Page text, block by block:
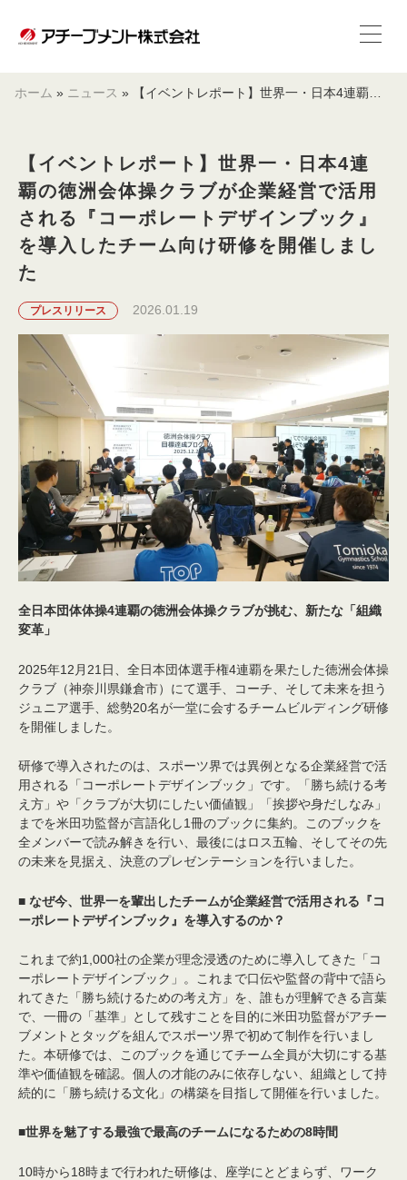
ホーム » ニュース » 【イベントレポート】世界一・日本4連覇の徳洲会体操クラブが企業経営で活用される『コーポレートデザインブック』を導入したチーム向け研修を開催しました
【イベントレポート】世界一・日本4連
覇の徳洲会体操クラブが企業経営で活用
される『コーポレートデザインブック』
を導入したチーム向け研修を開催しまし
た
プレスリリース 2026.01.19
全日本団体体操4連覇の徳洲会体操クラブが挑む、新たな「組織
変革」
2025年12月21日、全日本団体選手権4連覇を果たした徳洲会体操
クラブ（神奈川県鎌倉市）にて選手、コーチ、そして未来を担う
ジュニア選手、総勢20名が一堂に会するチームビルディング研修
を開催しました。
研修で導入されたのは、スポーツ界では異例となる企業経営で活
用される「コーポレートデザインブック」です。「勝ち続ける考
え方」や「クラブが大切にしたい価値観」「挨拶や身だしなみ」
までを米田功監督が言語化し1冊のブックに集約。このブックを
全メンバーで読み解きを行い、最後にはロス五輪、そしてその先
の未来を見据え、決意のプレゼンテーションを行いました。
■ なぜ今、世界一を輩出したチームが企業経営で活用される『コ
ーポレートデザインブック』を導入するのか？
これまで約1,000社の企業が理念浸透のために導入してきた「コ
ーポレートデザインブック」。これまで口伝や監督の背中で語ら
れてきた「勝ち続けるための考え方」を、誰もが理解できる言葉
で、一冊の「基準」として残すことを目的に米田功監督がアチー
ブメントとタッグを組んでスポーツ界で初めて制作を行いまし
た。本研修では、このブックを通じてチーム全員が大切にする基
準や価値観を確認。個人の才能のみに依存しない、組織として持
続的に「勝ち続ける文化」の構築を目指して開催を行いました。
■世界を魅了する最強で最高のチームになるための8時間
10時から18時まで行われた研修は、座学にとどまらず、ワーク